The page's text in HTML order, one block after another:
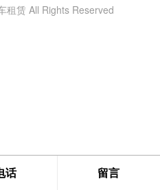
租赁 All Rights Reserved
话 留言